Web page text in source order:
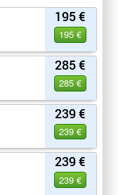
195 €
195 €
285 €
285 €
239 €
239 €
239 €
239 €